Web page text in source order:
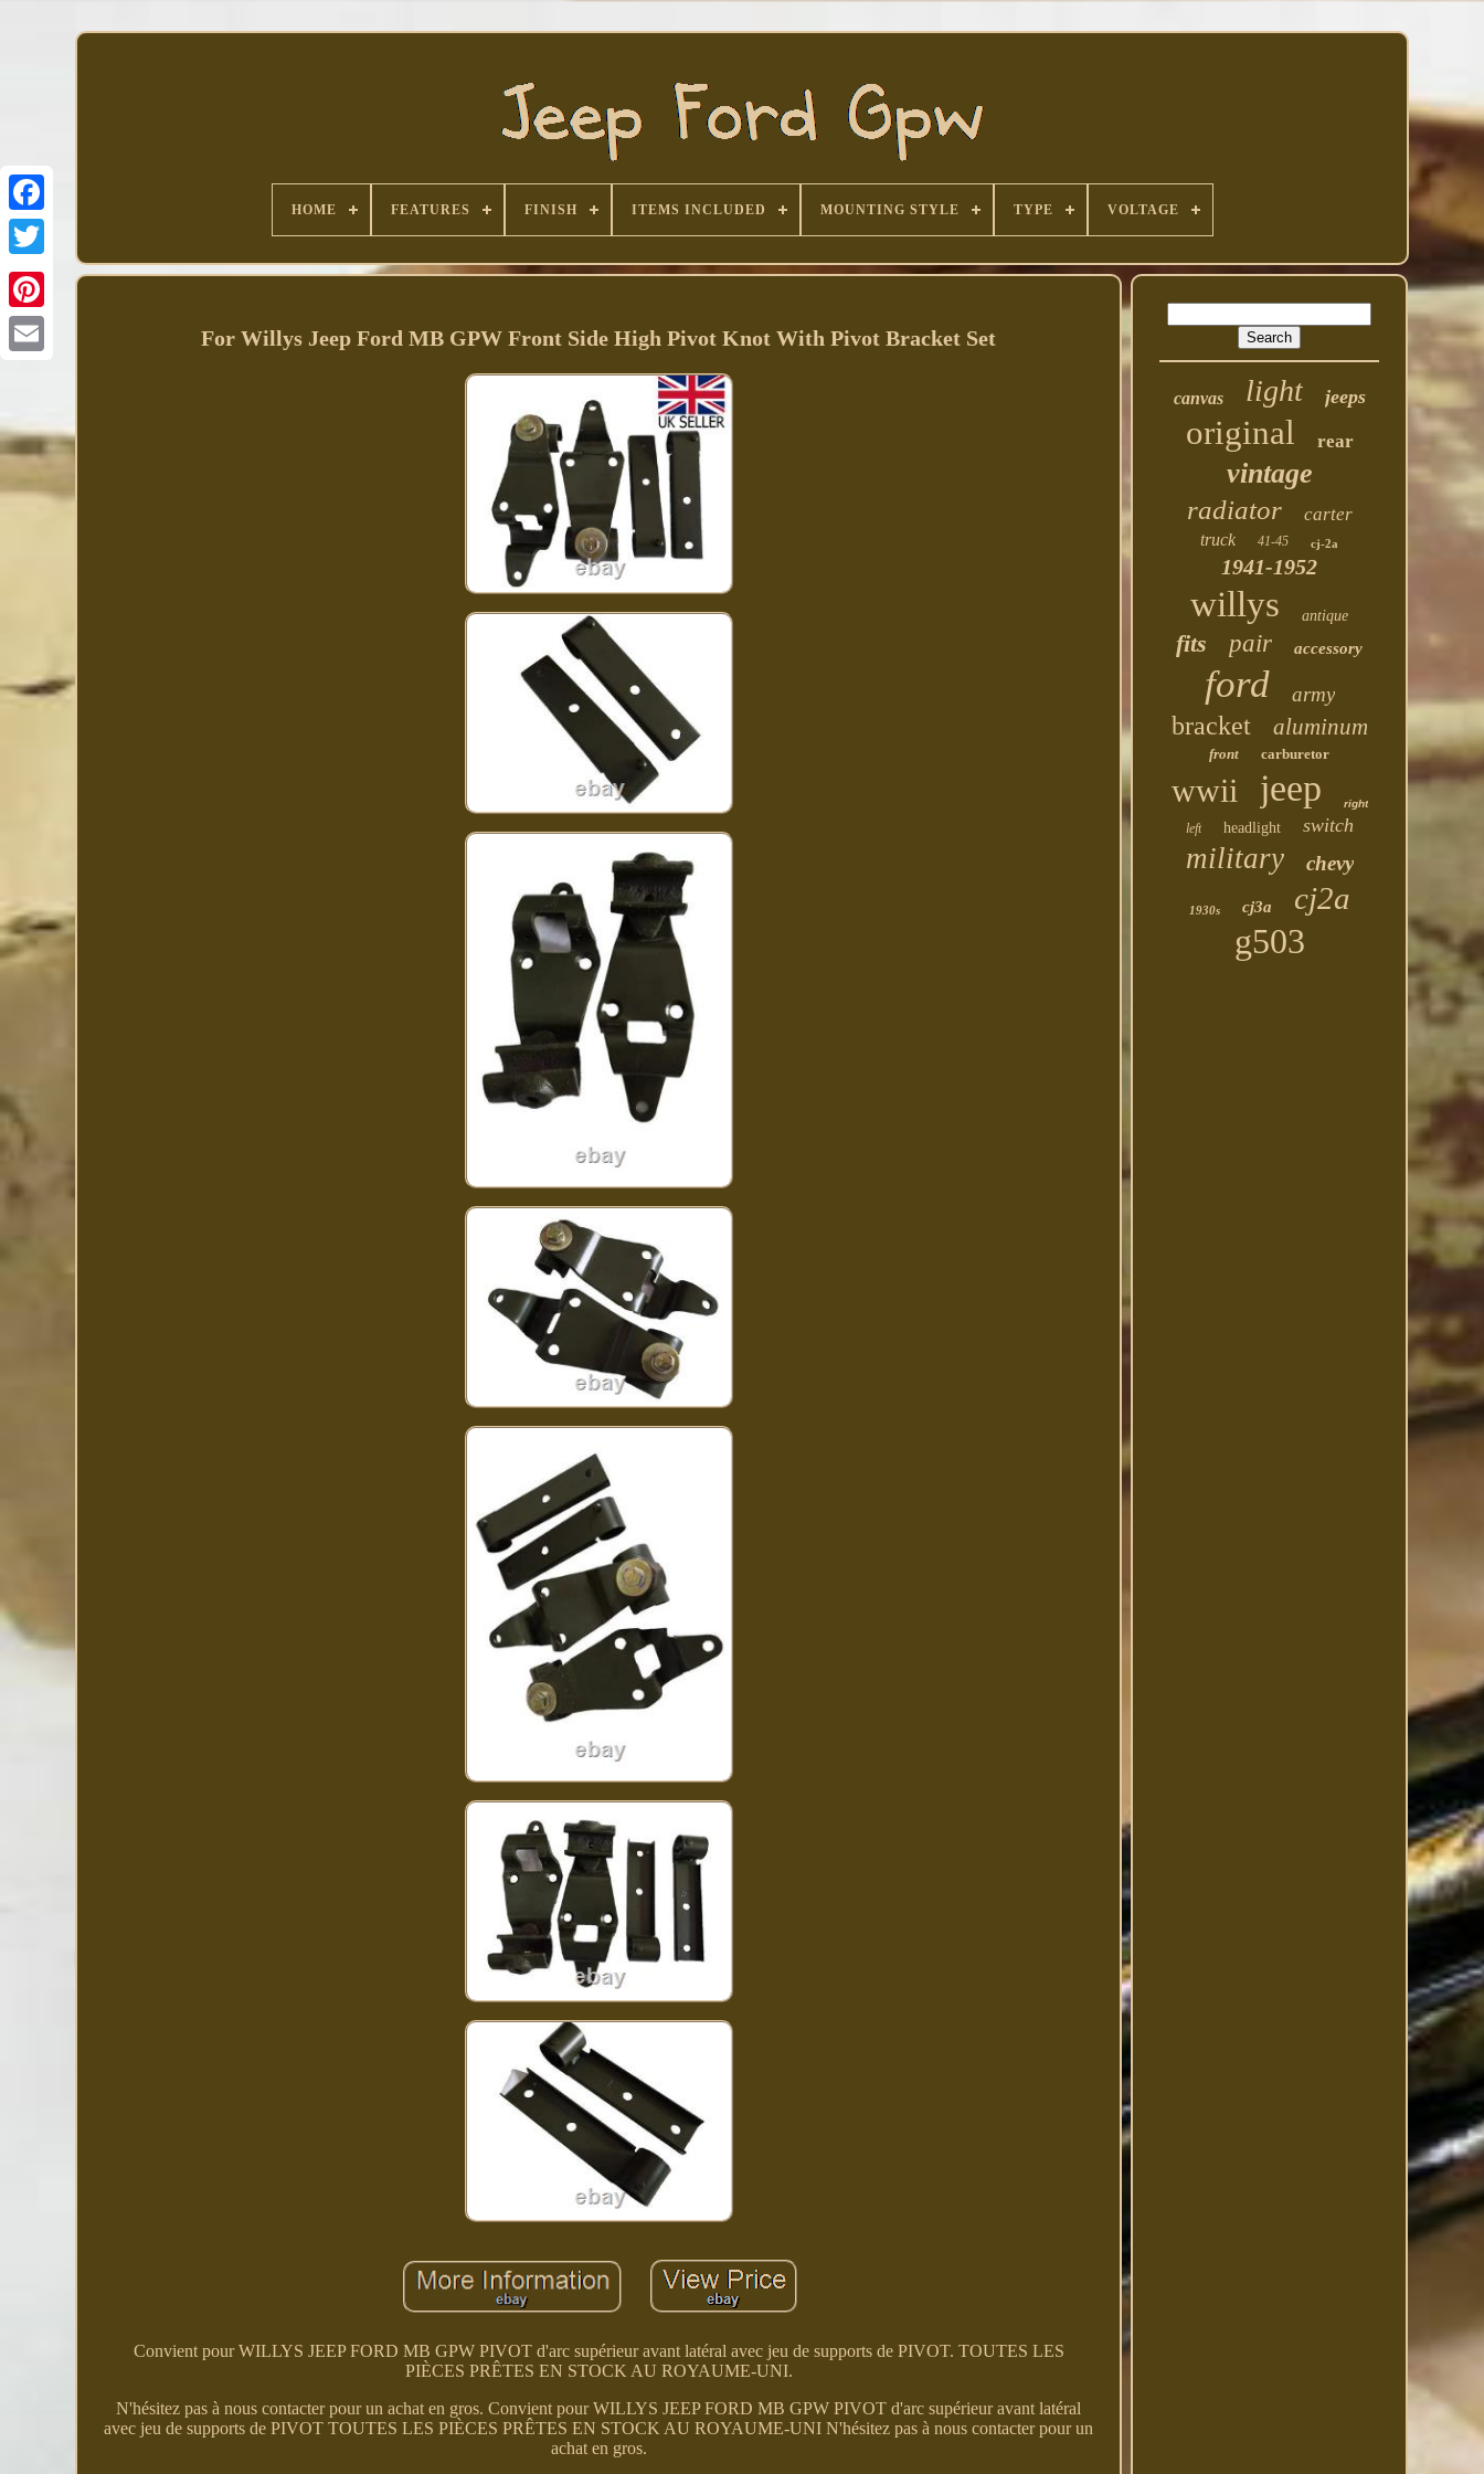
Facebook
HOME FEATURES FINISH ITEMS INCLUDED MOUNTING STYLE TYPE VOLTAGE
For Willys Jeep Ford MB GPW Front Side High Pivot Knot With Pivot Bracket Set
Convient pour WILLYS JEEP FORD MB GPW PIVOT d'arc supérieur avant latéral avec jeu de supports de PIVOT. TOUTES LES
PIÈCES PRÊTES EN STOCK AU ROYAUME-UNI.
N'hésitez pas à nous contacter pour un achat en gros. Convient pour WILLYS JEEP FORD MB GPW PIVOT d'arc supérieur avant latéral
avec jeu de supports de PIVOT TOUTES LES PIÈCES PRÊTES EN STOCK AU ROYAUME-UNI N'hésitez pas à nous contacter pour un
achat en gros.
canvas light jeeps
original rear
vintage
radiator carter
truck 41-45 cj-2a
1941-1952
willys antique
fits pair accessory
ford army
bracket aluminum
front carburetor
wwii jeep right
left headlight switch
military chevy
1930s cj3a cj2a
g503